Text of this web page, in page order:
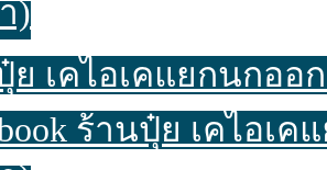
)
ย เคไอเคแยกนกอ
ร้านปุ๋ย เคไอ